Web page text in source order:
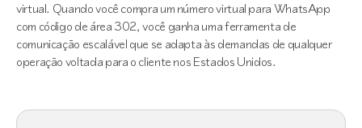
virtual. Quando você compra um número virtual para WhatsApp
com código de área 302, você ganha uma ferramenta de
comunicação escalável que se adapta às demandas de qualquer
operação voltada para o cliente nos Estados Unidos.